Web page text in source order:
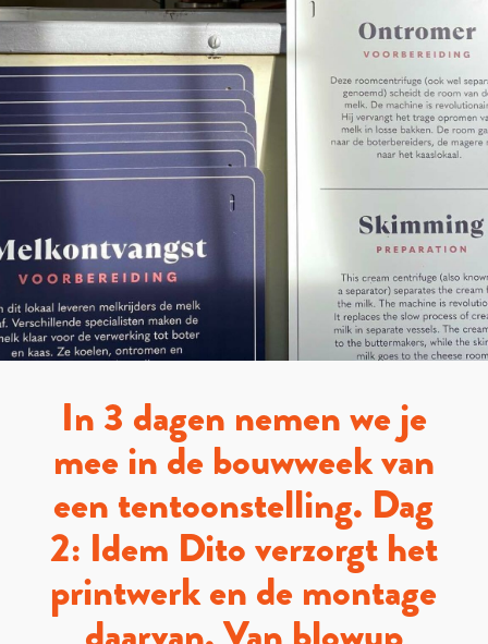
In 3 dagen nemen we je
mee in de bouwweek van
een tentoonstelling. Dag
2: Idem Dito verzorgt het
printwerk en de montage